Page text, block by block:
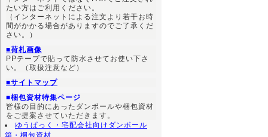
たい方はご利用ください。
（インターネットによる注文より若干お時
間がかかる場合がありますのでご了承くだ
さい。）
■荷札画像
PPテープで貼って防水させてお使い下さ
い。（取扱注意など）
■サイトマップ
■梱包資材特集ページ
皆様の目的にあったダンボールや梱包資材
をご提案させていただきます。
ゆうぱっく・宅配会社向けダンボール